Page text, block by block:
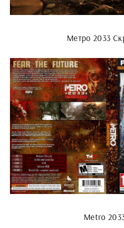
Метро 2033
Metro